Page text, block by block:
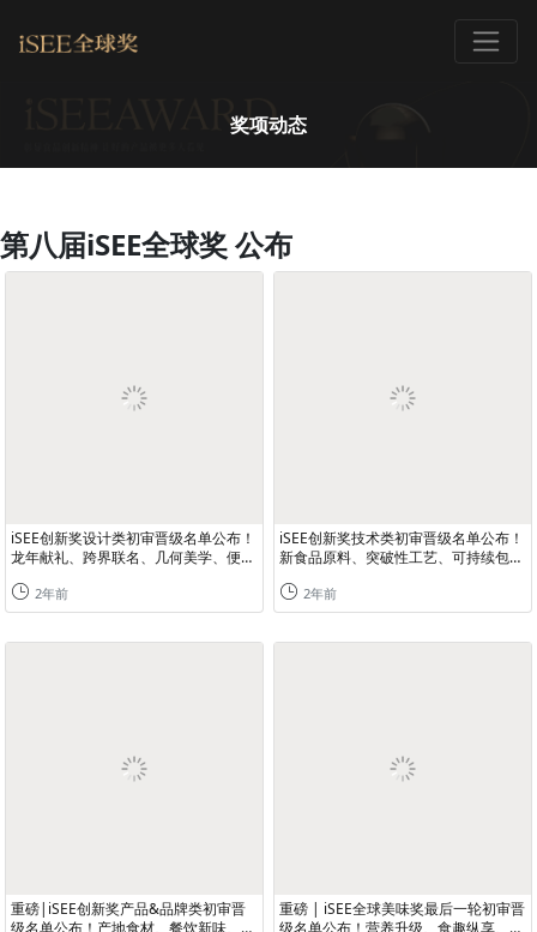
奖项动态
第八届iSEE全球奖 公布
iSEE创新奖设计类初审晋级名单公布！
龙年献礼、跨界联名、几何美学、便捷
2年前
iSEE创新奖技术类初审晋级名单公布！
新食品原料、突破性工艺、可持续包装
2年前
重磅|iSEE创新奖产品&品牌类初审晋
重磅 | iSEE全球美味奖最后一轮初审晋